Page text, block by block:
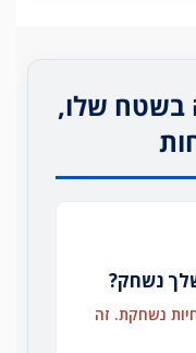
בשטח שלו,
נשחק?
נשחקת. זה